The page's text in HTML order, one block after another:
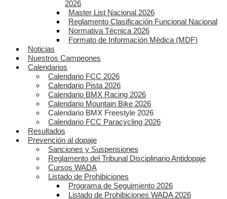
2026
Master List Nacional 2026
Reglamento Clasificación Funcional Nacional
Normativa Técnica 2026
Formato de Información Médica (MDF)
Noticias
Nuestros Campeones
Calendarios
Calendario FCC 2026
Calendario Pista 2026
Calendario BMX Racing 2026
Calendario Mountain Bike 2026
Calendario BMX Freestyle 2026
Calendario FCC Paracycling 2026
Resultados
Prevención al dopaje
Sanciones y Suspensiones
Reglamento del Tribunal Disciplinario Antidopaje
Cursos WADA
Listado de Prohibiciones
Programa de Seguimiento 2026
Listado de Prohibiciones WADA 2026